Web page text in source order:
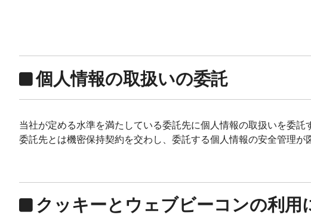
個人情報の取扱いの委託
当社が定める水準を満たしている委託先に個人情報の取扱いを委託
委託先とは機密保持契約を交わし、委託する個人情報の安全管理
クッキーとウェブビーコンの利用